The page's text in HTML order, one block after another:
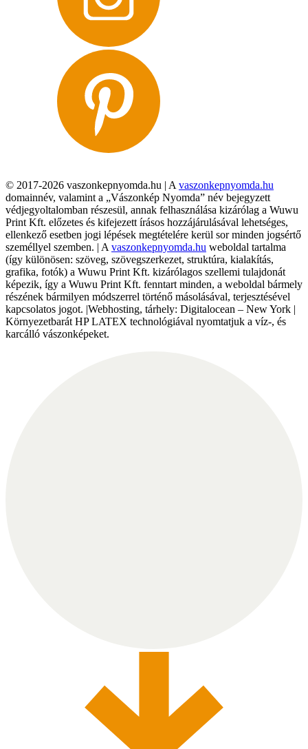
© 2017-2026 vaszonkepnyomda.hu | A vaszonkepnyomda.hu
domainnév, valamint a „Vászonkép Nyomda” név bejegyzett
védjegyoltalomban részesül, annak felhasználása kizárólag a Wuwu
Print Kft. előzetes és kifejezett írásos hozzájárulásával lehetséges,
ellenkező esetben jogi lépések megtételére kerül sor minden jogsértő
személlyel szemben. | A vaszonkepnyomda.hu weboldal tartalma
(így különösen: szöveg, szövegszerkezet, struktúra, kialakítás,
grafika, fotók) a Wuwu Print Kft. kizárólagos szellemi tulajdonát
képezik, így a Wuwu Print Kft. fenntart minden, a weboldal bármely
részének bármilyen módszerrel történő másolásával, terjesztésével
kapcsolatos jogot. |Webhosting, tárhely: Digitalocean – New York |
Környezetbarát HP LATEX technológiával nyomtatjuk a víz-, és
karcálló vászonképeket.